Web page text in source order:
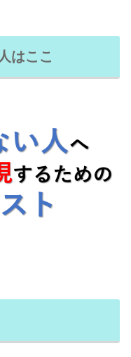
はここ